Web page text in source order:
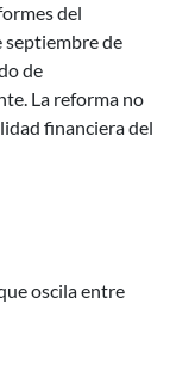
del
septiembre de
de
La reforma no
financiera del
oscila entre